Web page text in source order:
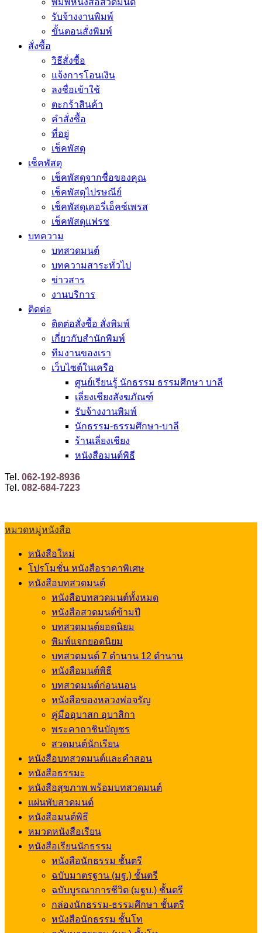
พิมพ์หนังสือสวดมนต์
รับจ้างงานพิมพ์
ขั้นตอนสั่งพิมพ์
สั่งซื้อ
วิธีสั่งซื้อ
แจ้งการโอนเงิน
ลงชื่อเข้าใช้
ตะกร้าสินค้า
คำสั่งซื้อ
ที่อยู่
เช็คพัสดุ
เช็คพัสดุ
เช็คพัสดุจากชื่อของคุณ
เช็คพัสดุไปรษณีย์
เช็คพัสดุเคอรี่เอ็คซ์เพรส
เช็คพัสดุแฟรช
บทความ
บทสวดมนต์
บทความสาระทั่วไป
ข่าวสาร
งานบริการ
ติดต่อ
ติดต่อสั่งซื้อ สั่งพิมพ์
เกี่ยวกับสำนักพิมพ์
ทีมงานของเรา
เว็บไซต์ในเครือ
ศูนย์เรียนรู้ นักธรรม ธรรมศึกษา บาลี
เลี่ยงเชียงสังฆภัณฑ์
รับจ้างงานพิมพ์
นักธรรม-ธรรมศึกษา-บาลี
ร้านเลี่ยงเชียง
หนังสือมนต์พิธี
Tel. 062-192-8936
Tel. 082-684-7223
หมวดหมู่หนังสือ
หนังสือใหม่
โปรโมชั่น หนังสือราคาพิเศษ
หนังสือบทสวดมนต์
หนังสือบทสวดมนต์ทั้งหมด
หนังสือสวดมนต์ข้ามปี
บทสวดมนต์ยอดนิยม
พิมพ์แจกยอดนิยม
บทสวดมนต์ 7 ตำนาน 12 ตำนาน
หนังสือมนต์พิธี
บทสวดมนต์ก่อนนอน
หนังสือของหลวงพ่อจรัญ
คู่มืออุบาสก อุบาสิกา
พระคาถาชินบัญชร
สวดมนต์นักเรียน
หนังสือบทสวดมนต์และคำสอน
หนังสือธรรมะ
หนังสือสุขภาพ พร้อมบทสวดมนต์
แผ่นพับสวดมนต์
หนังสือมนต์พิธี
หมวดหนังสือเรียน
หนังสือเรียนนักธรรม
หนังสือนักธรรม ชั้นตรี
ฉบับมาตรฐาน (มฐ.) ชั้นตรี
ฉบับบูรณาการชีวิต (มฐบ.) ชั้นตรี
กล่องนักธรรม-ธรรมศึกษา ชั้นตรี
หนังสือนักธรรม ชั้นโท